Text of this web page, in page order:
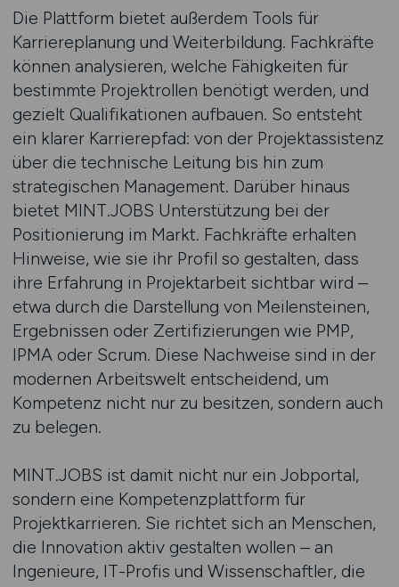
Die Plattform bietet außerdem Tools für
Karriereplanung und Weiterbildung. Fachkräfte
können analysieren, welche Fähigkeiten für
bestimmte Projektrollen benötigt werden, und
gezielt Qualifikationen aufbauen. So entsteht
ein klarer Karrierepfad: von der Projektassistenz
über die technische Leitung bis hin zum
strategischen Management. Darüber hinaus
bietet MINT.JOBS Unterstützung bei der
Positionierung im Markt. Fachkräfte erhalten
Hinweise, wie sie ihr Profil so gestalten, dass
ihre Erfahrung in Projektarbeit sichtbar wird –
etwa durch die Darstellung von Meilensteinen,
Ergebnissen oder Zertifizierungen wie PMP,
IPMA oder Scrum. Diese Nachweise sind in der
modernen Arbeitswelt entscheidend, um
Kompetenz nicht nur zu besitzen, sondern auch
zu belegen.
MINT.JOBS ist damit nicht nur ein Jobportal,
sondern eine Kompetenzplattform für
Projektkarrieren. Sie richtet sich an Menschen,
die Innovation aktiv gestalten wollen – an
Ingenieure, IT-Profis und Wissenschaftler, die